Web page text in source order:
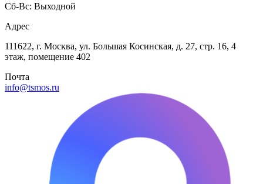
Сб-Вс: Выходной
Адрес
111622, г. Москва, ул. Большая Косинская, д. 27, стр. 16, 4
этаж, помещение 402
Почта
info@tsmos.ru